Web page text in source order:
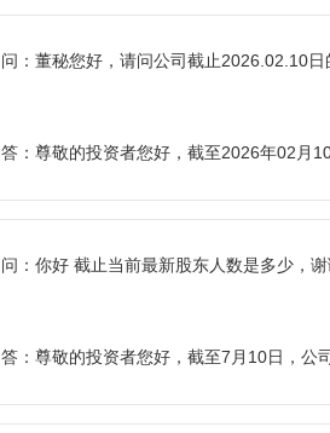
问： 董秘您好，请问公司截止2026.02.10
答： 尊敬的投资者您好，截至2026年02月
问： 你好 截止当前最新股东人数是多少，谢
答： 尊敬的投资者您好，截至7月10日，公